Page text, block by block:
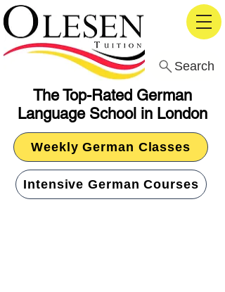
The Top-Rated German
Language School in London
Search
Weekly German Classes
Intensive German Courses